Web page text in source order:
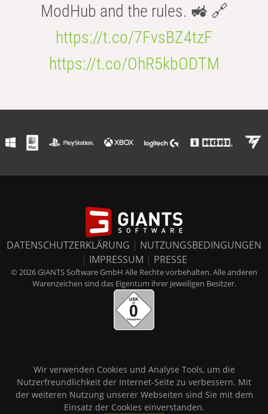
ModHub and the rules. 🚜 🔗
https://t.co/7FvsBZ4tzF
https://t.co/OhR5kbODTM
DATENSCHUTZERKLÄRUNG | NUTZUNGSBEDINGUNGEN
| IMPRESSUM | PRESSE
© 2026 GIANTS Software GmbH Alle Rechte vorbehalten. Alle anderen
Warenzeichen sind das Eigentum ihrer jeweiligen Besitzer.
Wir verwenden Cookies und Analyse Tools, um die
Nutzerfreundlichkeit der Internet-Seite zu verbessern. Mit
der weiteren Nutzung unserer Webseiten sind Sie mit dem
Einsatz der Cookies einverstanden.